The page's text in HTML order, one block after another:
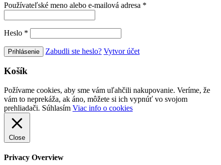
Používateľské meno alebo e-mailová adresa *
Heslo *
Zabudli ste heslo? Vytvor účet
Košík
Požívame cookies, aby sme vám uľahčili nakupovanie. Veríme, že
vám to neprekáža, ak áno, môžete si ich vypnúť vo svojom
prehliadači. Súhlasím Viac info o cookies
Close
Privacy Overview